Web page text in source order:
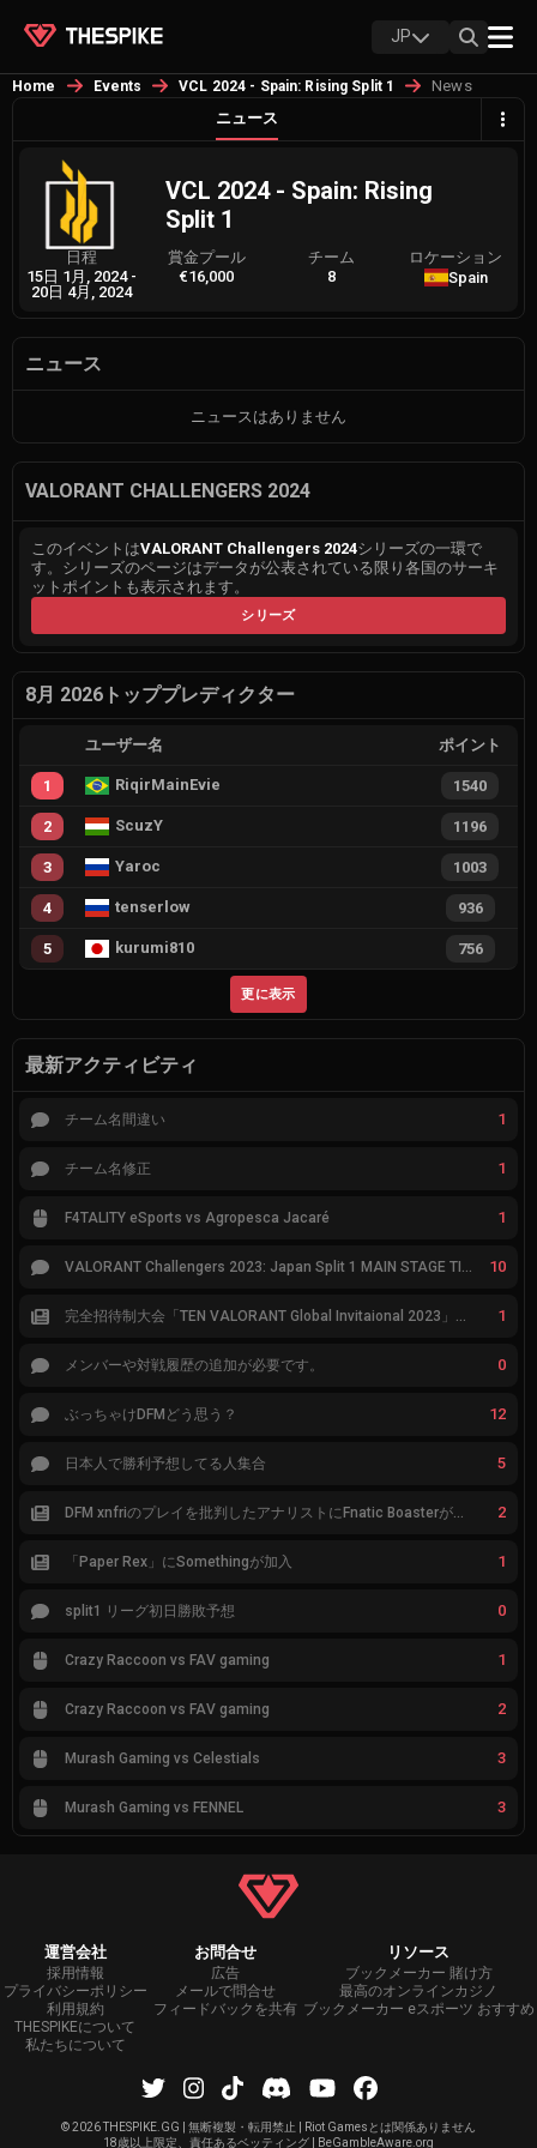
JP
Home Events VCL 2024 - Spain: Rising Split 1
News
ニュース
VCL 2024 - Spain: Rising
Split 1
日程
15日 1月, 2024 -
20日 4月, 2024
賞金プール
€16,000
チーム
8
ロケーション
Spain
ニュース
ニュースはありません
VALORANT CHALLENGERS 2024
このイベントはVALORANT Challengers 2024シリーズの一環で
す。シリーズのページはデータが公表されている限り各国のサーキ
ットポイントも表示されます。
シリーズ
8月 2026トッププレディクター
ユーザー名 ポイント
1 RiqirMainEvie 1540
2 ScuzY 1196
3 Yaroc 1003
4 tenserlow 936
5 kurumi810 756
更に表示
最新アクティビティ
チーム名間違い 1
チーム名修正 1
F4TALITY eSports vs Agropesca Jacaré 1
VALORANT Challengers 2023: Japan Split 1 MAIN STAGE TIER表 10
完全招待制大会「TEN VALORANT Global Invitaional 2023」が韓国で開催 1
メンバーや対戦履歴の追加が必要です。 0
ぶっちゃけDFMどう思う？ 12
日本人で勝利予想してる人集合 5
DFM xnfriのプレイを批判したアナリストにFnatic Boasterが反応「DFMは仕組みの強化が必要なだけ」 2
「Paper Rex」にSomethingが加入 1
split1 リーグ初日勝敗予想 0
Crazy Raccoon vs FAV gaming 1
Crazy Raccoon vs FAV gaming 2
Murash Gaming vs Celestials 3
Murash Gaming vs FENNEL 3
運営会社
採用情報
プライバシーポリシー
利用規約
THESPIKEについて
私たちについて
お問合せ
広告
メールで問合せ
フィードバックを共有
リソース
ブックメーカー 賭け方
最高のオンラインカジノ
ブックメーカー eスポーツ おすすめ
©2026 THESPIKE.GG | 無断複製・転用禁止 | Riot Gamesとは関係ありません
18歳以上限定、責任あるベッティング | BeGambleAware.org